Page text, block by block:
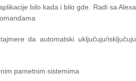
bilo kada i bilo gde. Radi sa Alexa
da automatski uključuju/isključuju
pametnim sistemima